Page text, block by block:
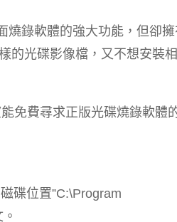
錄軟體的強大功能，但卻
的光碟影像檔，又不想安裝
免費尋求正版光碟燒錄軟體
碟位置”C:\Program